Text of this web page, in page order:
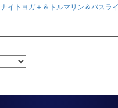
ナイトヨガ＋＆トルマリン＆バスラ